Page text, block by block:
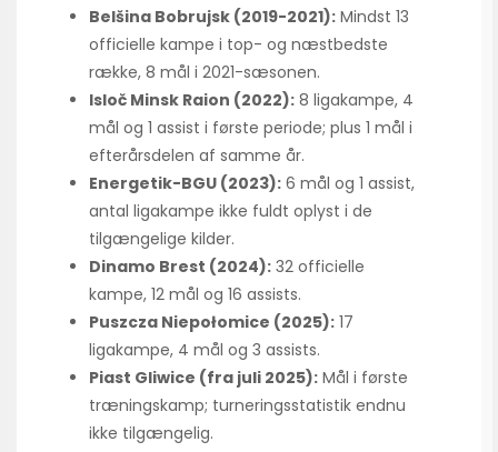
Belšina Bobrujsk (2019-2021): Mindst 13
officielle kampe i top- og næstbedste
række, 8 mål i 2021-sæsonen.
Isloč Minsk Raion (2022): 8 ligakampe, 4
mål og 1 assist i første periode; plus 1 mål i
efterårsdelen af samme år.
Energetik-BGU (2023): 6 mål og 1 assist,
antal ligakampe ikke fuldt oplyst i de
tilgængelige kilder.
Dinamo Brest (2024): 32 officielle
kampe, 12 mål og 16 assists.
Puszcza Niepołomice (2025): 17
ligakampe, 4 mål og 3 assists.
Piast Gliwice (fra juli 2025): Mål i første
træningskamp; turneringsstatistik endnu
ikke tilgængelig.